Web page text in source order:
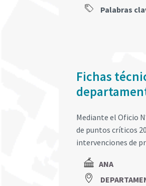
Palabras
Fichas
Mediante el Oficio
de puntos críticos
intervenciones de
ANA